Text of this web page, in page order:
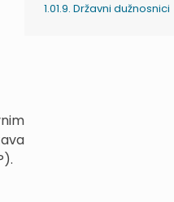
1.01.9. Državni dužnosnici